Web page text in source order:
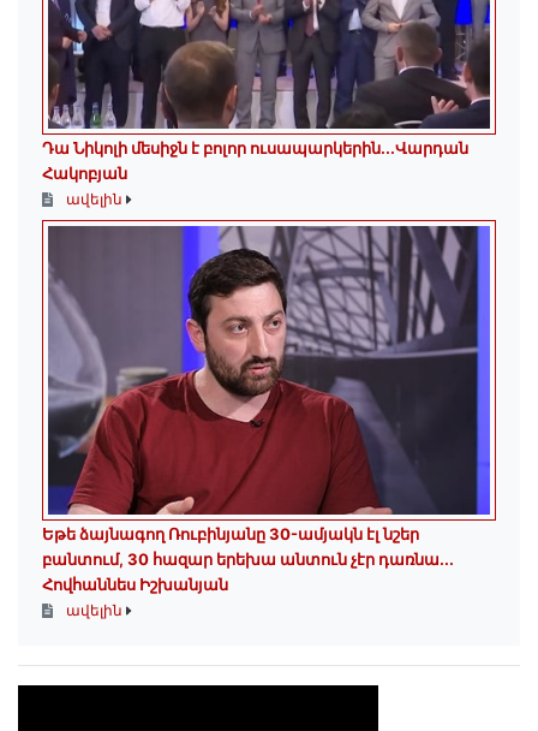
Դա Նիկոլի մեսիջն է բոլոր ուսապարկերին․․․Վարդան
Հակոբյան
ավելին
Եթե ձայնագող Ռուբինյանը 30-ամյակն էլ նշեր
բանտում, 30 հազար երեխա անտուն չէր դառնա․․․
Հովհաննես Իշխանյան
ավելին